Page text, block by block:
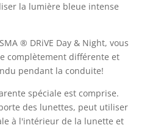
la lumière bleue intense
® DRiVE Day & Night, vous
complètement différente et
pendant la conduite!
spéciale est comprise.
des lunettes, peut utiliser
à l'intérieur de la lunette et